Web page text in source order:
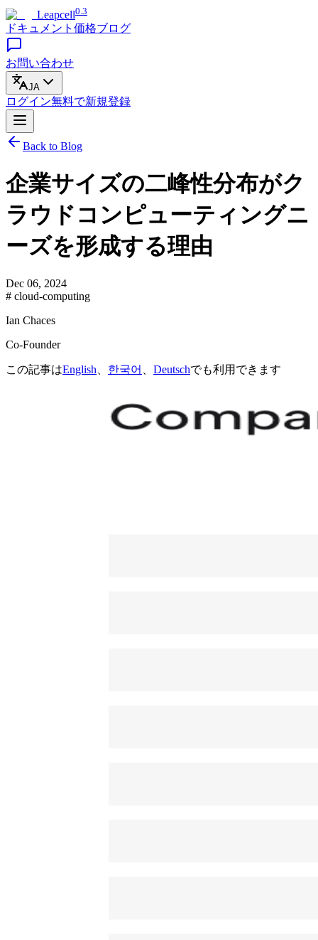
Leapcell0.3
ドキュメント 価格ブログ
お問い合わせ
JA
ログイン無料で新規登録
Back to Blog
企業サイズの二峰性分布がク
ラウドコンピューティングニ
ーズを形成する理由
Dec 06, 2024
# cloud-computing
Ian Chaces
Co-Founder
この記事はEnglish 한국어 Deutschでも利用できます